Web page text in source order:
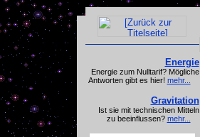
Energie
Energie zum Nulltarif? Mögliche
Antworten gibt es hier! mehr...
Gravitation
Ist sie mit technischen Mitteln
zu beeinflussen? mehr...